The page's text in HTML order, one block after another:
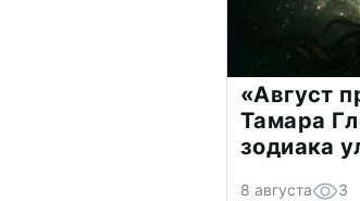
«Август
Тамара
зодиака
8 августа 3